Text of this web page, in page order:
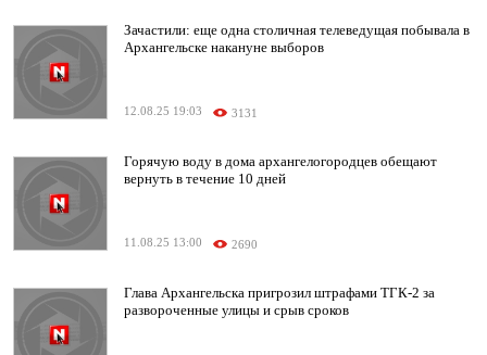
Зачастили: еще одна столичная телеведущая побывала в
Архангельске накануне выборов
12.08.25 19:03 3131
Горячую воду в дома архангелогородцев обещают
вернуть в течение 10 дней
11.08.25 13:00 2690
Глава Архангельска пригрозил штрафами ТГК-2 за
развороченные улицы и срыв сроков